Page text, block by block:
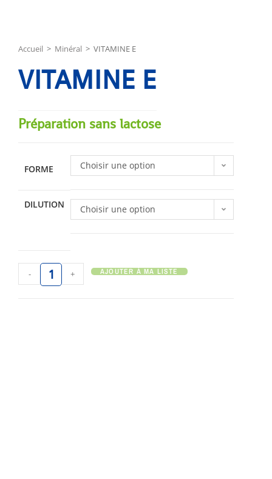
Accueil > Minéral > VITAMINE E
VITAMINE E
Préparation sans lactose
FORME Choisir une option
DILUTION Choisir une option
- + AJOUTER À MA LISTE